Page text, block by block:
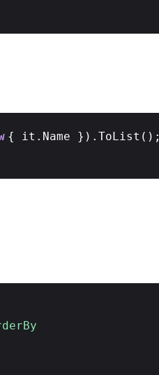
{ it.Name }).ToList();